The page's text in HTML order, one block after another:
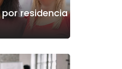
residencia